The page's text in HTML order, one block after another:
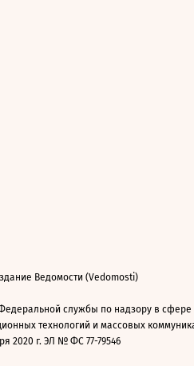
Ведомости (Vedomosti)
службы по надзору в сфере
технологий и массовых
2020 г. ЭЛ № ФС 77-79546